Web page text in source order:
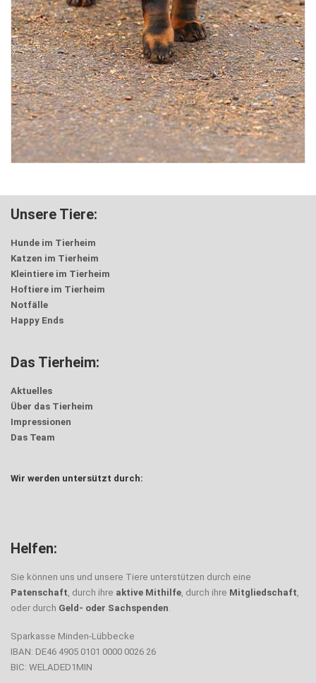
Unsere Tiere:
Hunde im Tierheim
Katzen im Tierheim
Kleintiere im Tierheim
Hoftiere im Tierheim
Notfälle
Happy Ends
Das Tierheim:
Aktuelles
Über das Tierheim
Impressionen
Das Team
Wir werden untersützt durch:
Helfen:
Sie können uns und unsere Tiere unterstützen durch eine
Patenschaft, durch ihre aktive Mithilfe, durch ihre Mitgliedschaft,
oder durch Geld- oder Sachspenden.
Sparkasse Minden-Lübbecke
IBAN: DE46 4905 0101 0000 0026 26
BIC: WELADED1MIN